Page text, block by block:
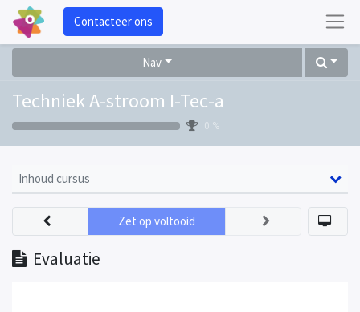
Contacteer ons
Nav
Techniek A-stroom I-Tec-a
0 %
Inhoud cursus
Evaluatie
Zet op voltooid